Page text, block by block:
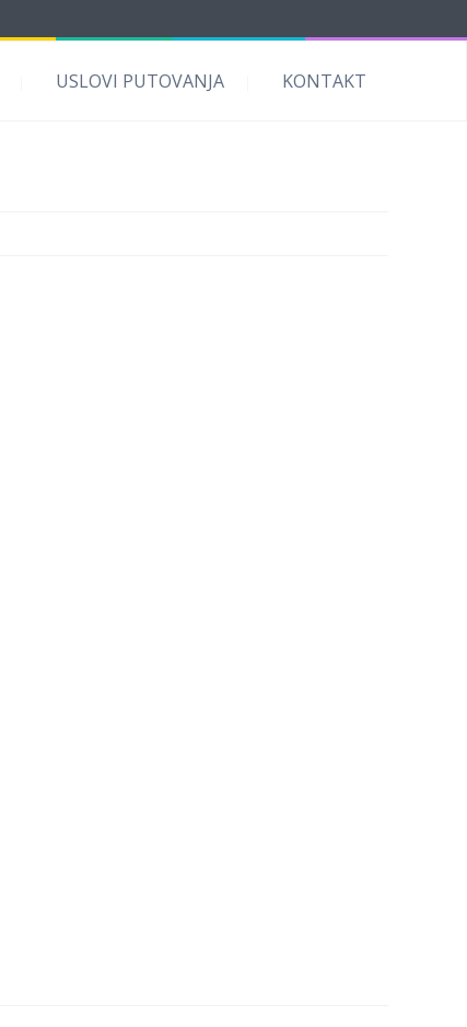
USLOVI PUTOVANJA KONTAKT